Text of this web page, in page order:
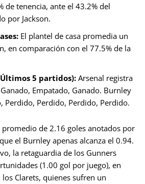
de tenencia, ante el 43.2% del
por Jackson.
El plantel de casa promedia un
en comparación con el 77.5% de la
5 partidos): Arsenal registra
Empatado, Ganado. Burnley
Perdido, Perdido, Perdido, Perdido.
promedio de 2.16 goles anotados por
el Burnley apenas alcanza el 0.94.
la retaguardia de los Gunners
(1.00 gol por juego), en
Clarets, quienes sufren un